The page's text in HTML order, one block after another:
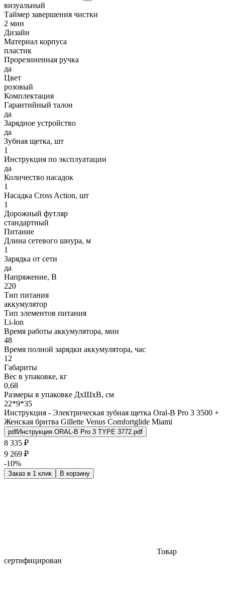
визуальный
Таймер завершения чистки
2 мин
Дизайн
Материал корпуса
пластик
Прорезиненная ручка
да
Цвет
розовый
Комплектация
Гарантийный талон
да
Зарядное устройство
да
Зубная щетка, шт
1
Инструкция по эксплуатации
да
Количество насадок
1
Насадка Cross Action, шт
1
Дорожный футляр
стандартный
Питание
Длина сетевого шнура, м
1
Зарядка от сети
да
Напряжение, В
220
Тип питания
аккумулятор
Тип элементов питания
Li-lon
Время работы аккумулятора, мин
48
Время полной зарядки аккумулятора, час
12
Габариты
Вес в упаковке, кг
0,68
Размеры в упаковке ДxШxВ, см
22*9*35
Инструкция - Электрическая зубная щетка Oral-B Pro 3 3500 +
Женская бритва Gillette Venus Comfortglide Miami
pdfИнструкция ORAL-B Pro 3 TYPE 3772.pdf
8 335 ₽
9 269 ₽
-10%
Заказ в 1 клик В корзину
Товар
сертифицирован